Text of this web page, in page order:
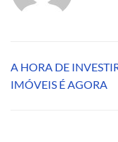
A HORA DE
IMÓVEIS É AGORA